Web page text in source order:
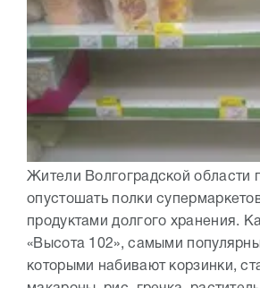
Жители Волгоградской области
опустошать полки
продуктами долгого хранения.
«Высота 102», самыми
которыми набивают корзинки,